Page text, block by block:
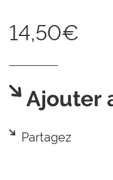
14,50€
Ajouter
Partagez